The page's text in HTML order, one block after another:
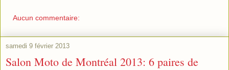
Aucun commentaire:
samedi 9 février 2013
Salon Moto de Montréal 2013: 6 paires de